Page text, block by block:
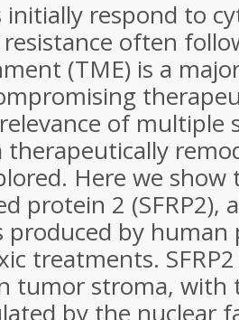
respond to
often
(TME) is a
of multiple
therapeutically
Here we
protein 2 (SFRP2),
produced by
treatments.
tumor stroma, with
by the nuclear